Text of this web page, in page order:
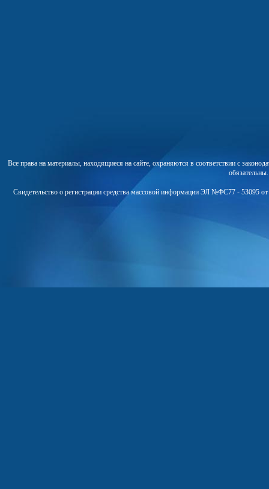
Все права на материалы, находящиеся на сайте, охраняются в соответствии с
Свидетельство о регистрации средства массовой информации ЭЛ №ФС77 - 53095